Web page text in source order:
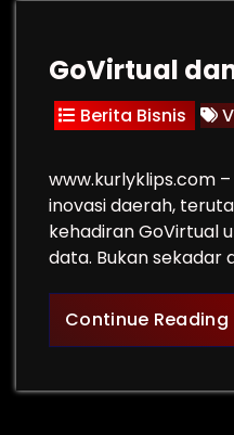
GoVirtual
Berita Bisnis
www.kurlyklips.com
inovasi daerah,
kehadiran GoVirtual
data. Bukan sekadar
Continue Reading